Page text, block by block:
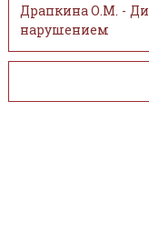
Драпкина О.М. -
нарушением